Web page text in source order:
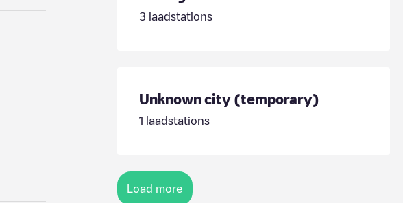
3 laadstations
Unknown city (temporary)
1 laadstations
Load more